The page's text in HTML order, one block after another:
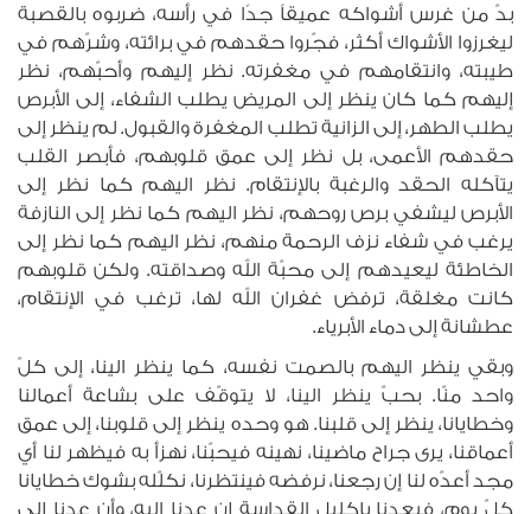
بدّ من غرس أشواكه عميقاً جدًا في رأسه، ضربوه بالقصبة
ليغرزوا الأشواك أكثر، فجّروا حقدهم في برائته، وشرّهم في
طيبته، وانتقامهم في مغفرته. نظر إليهم وأحبّهم، نظر
إليهم كما كان ينظر إلى المريض يطلب الشفاء، إلى الأبرص
يطلب الطهر، إلى الزانية تطلب المغفرة والقبول. لم ينظر إلى
حقدهم الأعمى، بل نظر إلى عمق قلوبهم، فأبصر القلب
يتآكله الحقد والرغبة بالإنتقام. نظر اليهم كما نظر إلى
الأبرص ليشفي برص روحهم، نظر اليهم كما نظر إلى النازفة
يرغب في شفاء نزف الرحمة منهم، نظر اليهم كما نظر إلى
الخاطئة ليعيدهم إلى محبّة الله وصداقته. ولكن قلوبهم
كانت مغلقة، ترفض غفران الله لها، ترغب في الإنتقام،
عطشانة إلى دماء الأبرياء.
وبقي ينظر اليهم بالصمت نفسه، كما ينظر الينا، إلى كلّ
واحد منّا. بحبّ ينظر الينا، لا يتوقّف على بشاعة أعمالنا
وخطايانا، ينظر إلى قلبنا. هو وحده ينظر إلى قلوبنا، إلى عمق
أعماقنا، يرى جراح ماضينا، نهينه فيحبّنا، نهزأ به فيظهر لنا أي
مجد أعدّه لنا إن رجعنا، نرفضه فينتظرنا، نكلّله بشوك خطايانا
كلّ يوم، فيعدنا بإكليل القداسة إن عدنا اليه، وأن عدنا إلى